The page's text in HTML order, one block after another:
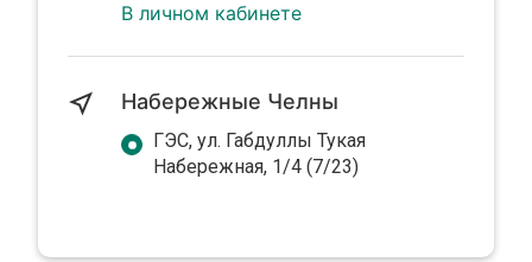
В личном кабинете
Набережные Челны
ГЭС, ул. Габдуллы Тукая
Набережная, 1/4 (7/23)